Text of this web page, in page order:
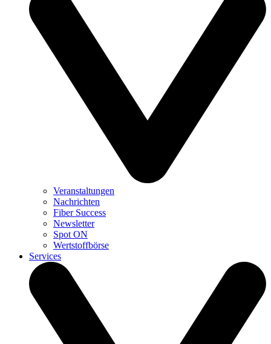
Veranstaltungen
Nachrichten
Fiber Success
Newsletter
Spot ON
Wertstoffbörse
Services